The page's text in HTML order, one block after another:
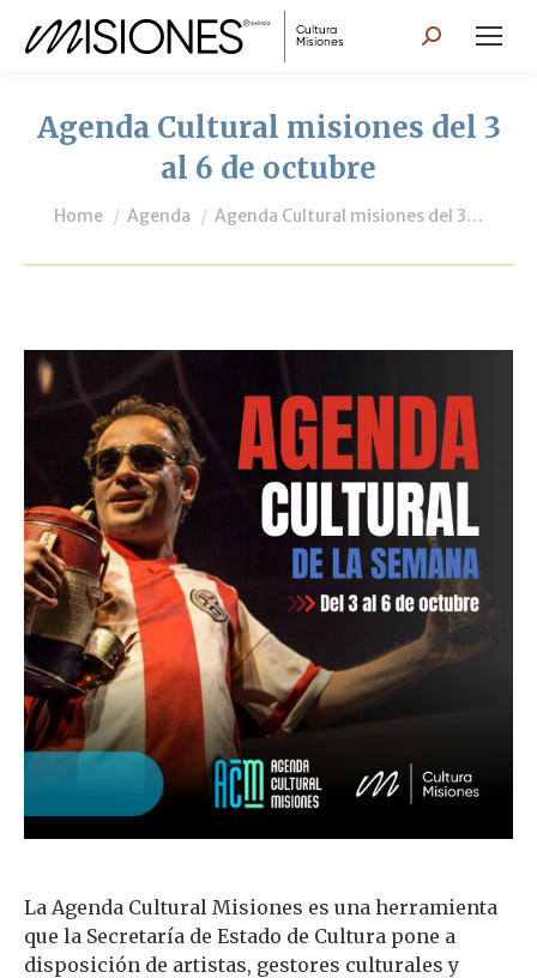
Search:
Agenda Cultural misiones del 3
al 6 de octubre
You are here:
Home Agenda Agenda Cultural misiones del 3…
La Agenda Cultural Misiones es una herramienta
que la Secretaría de Estado de Cultura pone a
disposición de artistas, gestores culturales y